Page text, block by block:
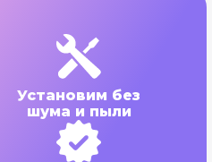
Установим без
шума и пыли